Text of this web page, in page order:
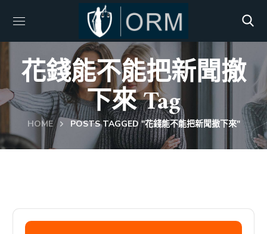
花錢能不能把新聞撤
下來 Tag
HOME POSTS TAGGED "花錢能不能把新聞撤下來"